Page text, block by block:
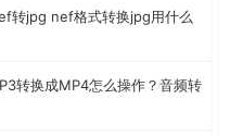
转jpg nef格式转换jpg用什么
转换成MP4怎么操作？音频转